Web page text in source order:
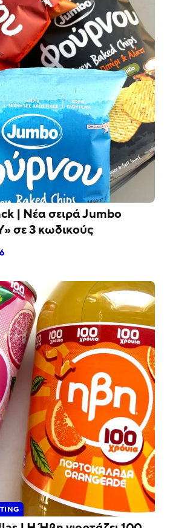
| Νέα σειρά Jumbo
3 κωδικούς